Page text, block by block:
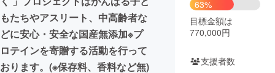
CAMPFIREふるさと納税machi-ya コミュニティ
もたちやアスリート、中高齢者な
どに安心・安全な国産無添加※プ
ロテインを寄贈する活動を行って
おります。(※保存料、香料など無)
63%
目標金額は
770,000円
支援者数